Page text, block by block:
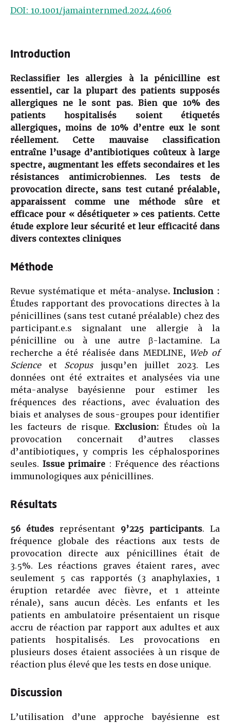
DOI: 10.1001/jamainternmed.2024.4606
Introduction
Reclassifier les allergies à la pénicilline est
essentiel, car la plupart des patients supposés
allergiques ne le sont pas. Bien que 10% des
patients hospitalisés soient étiquetés
allergiques, moins de 10% d’entre eux le sont
réellement. Cette mauvaise classification
entraîne l’usage d’antibiotiques coûteux à large
spectre, augmentant les effets secondaires et les
résistances antimicrobiennes. Les tests de
provocation directe, sans test cutané préalable,
apparaissent comme une méthode sûre et
efficace pour « désétiqueter » ces patients. Cette
étude explore leur sécurité et leur efficacité dans
divers contextes cliniques
Méthode
Revue systématique et méta-analyse. Inclusion :
Études rapportant des provocations directes à la
pénicillines (sans test cutané préalable) chez des
participant.e.s signalant une allergie à la
pénicilline ou à une autre β-lactamine. La
recherche a été réalisée dans MEDLINE, Web of
Scienceet Scopusjusqu’en juillet 2023. Les
données ont été extraites et analysées via une
méta-analyse bayésienne pour estimer les
fréquences des réactions, avec évaluation des
biais et analyses de sous-groupes pour identifier
les facteurs de risque. Exclusion:Études où la
provocation concernait d’autres classes
d’antibiotiques, y compris les céphalosporines
seules. Issue primaire : Fréquence des réactions
immunologiques aux pénicillines.
Résultats
56 études représentant 9’225 participants. La
fréquence globale des réactions aux tests de
provocation directe aux pénicillines était de
3.5%. Les réactions graves étaient rares, avec
seulement 5 cas rapportés (3 anaphylaxies, 1
éruption retardée avec fièvre, et 1 atteinte
rénale), sans aucun décès. Les enfants et les
patients en ambulatoire présentaient un risque
accru de réaction par rapport aux adultes et aux
patients hospitalisés. Les provocations en
plusieurs doses étaient associées à un risque de
réaction plus élevé que les tests en dose unique.
Discussion
L’utilisation d’une approche bayésienne est